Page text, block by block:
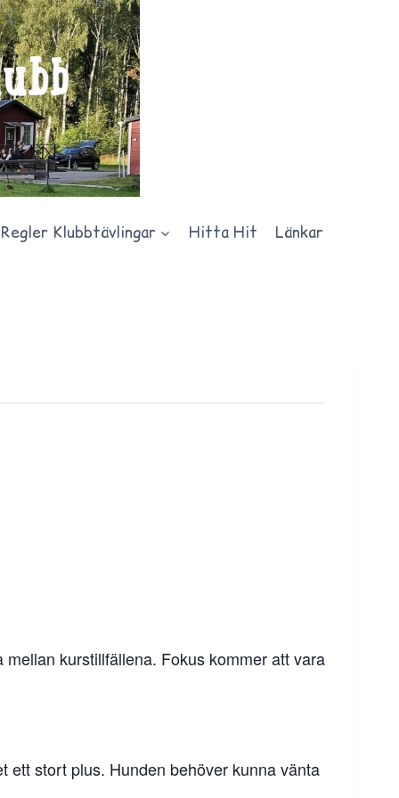
Regler Klubbtävlingar Hitta Hit Länkar
kurstillfällena. Fokus kommer att vara
ett stort plus. Hunden behöver kunna vänta